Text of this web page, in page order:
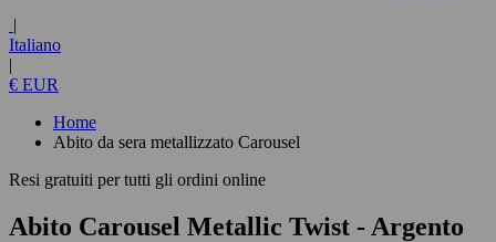
|
Italiano
|
€ EUR
Home
Abito da sera metallizzato Carousel
Resi gratuiti per tutti gli ordini online
Abito Carousel Metallic Twist - Argento